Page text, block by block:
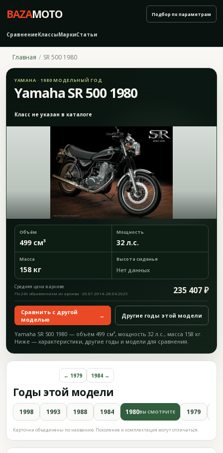
BAZAMOTO
СравнениеКлассыМаркиСтатьи
Подбор по параметрам
Главная SR 500 1980
YAMAHA · 1980 МОДЕЛЬНЫЙ ГОД
Yamaha SR 500 1980
Класс не указан в каталоге
Объём
499 см³
Мощность
32 л.с.
Масса
158 кг
Высота сиденья
Нет данных
Средняя цена в архиве 235 407 ₽
По 249 объявлениям из архива · 20.07.2014–28.04.2025
Сравнить с другой
моделью
→ Другие годы этой модели
Yamaha SR 500 1980 — объём 499 см³, мощность 32 л.с., масса 158 кг.
Ниже — характеристики, другие годы и модели для сравнения.
Годы этой модели
← 1979 1984 →
1998 1993 1988 1984 1980ВЫ СМОТРИТЕ 1979
Карточки объединены по названию. Поколение и комплектация могут отличаться.